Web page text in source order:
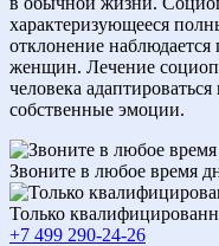
характеризующееся
отклонение
женщин. Лечение
человека
собственные эмоции.
Звоните в любое время
Только
+7 499 290-24-26